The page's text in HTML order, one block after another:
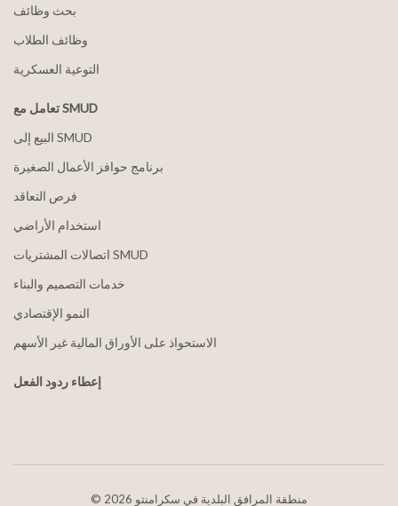
بحث وظائف
وظائف الطلاب
التوعية العسكرية
تعامل مع SMUD
البيع إلى SMUD
برنامج حوافز الأعمال الصغيرة
فرص التعاقد
استخدام الأراضي
اتصالات المشتريات SMUD
خدمات التصميم والبناء
النمو الإقتصادي
الاستحواذ على الأوراق المالية غير الأسهم
إعطاء ردود الفعل
© 2026 منطقة المرافق البلدية في سكرامنتو